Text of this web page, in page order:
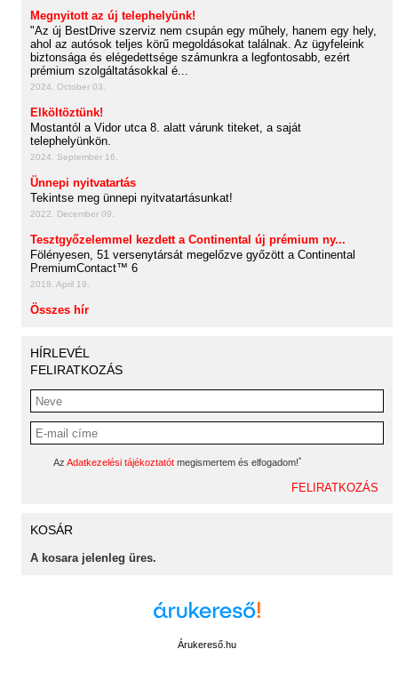
Megnyitott az új telephelyünk!
"Az új BestDrive szerviz nem csupán egy műhely, hanem egy hely,
ahol az autósok teljes körű megoldásokat találnak. Az ügyfeleink
biztonsága és elégedettsége számunkra a legfontosabb, ezért
prémium szolgáltatásokkal é...
2024. October 03.
Elköltöztünk!
Mostantól a Vidor utca 8. alatt várunk titeket, a saját
telephelyünkön.
2024. September 16.
Ünnepi nyitvatartás
Tekintse meg ünnepi nyitvatartásunkat!
2022. December 09.
Tesztgyőzelemmel kezdett a Continental új prémium ny...
Fölényesen, 51 versenytársát megelőzve győzött a Continental
PremiumContact™ 6
2018. April 19.
Összes hír
HÍRLEVÉL
FELIRATKOZÁS
Az Adatkezelési tájékoztatót megismertem és elfogadom!*
KOSÁR
A kosara jelenleg üres.
Árukereső.hu